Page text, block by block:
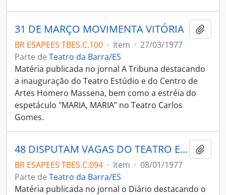
31 DE MARÇO MOVIMENTA VITÓRIA
BR ESAPEES TBES.C.100 · Item · 27/03/1977
Parte de Teatro da Barra/ES
Matéria publicada no jornal A Tribuna destacando
a inauguração do Teatro Estúdio e do Centro de
Artes Homero Massena, bem como a estréia do
espetáculo "MARIA, MARIA” no Teatro Carlos
Gomes.
48 DISPUTAM VAGAS DO TEATRO ESTÚDIO
BR ESAPEES TBES.C.094 · Item · 08/01/1977
Parte de Teatro da Barra/ES
Matéria publicada no jornal o Diário destacando o